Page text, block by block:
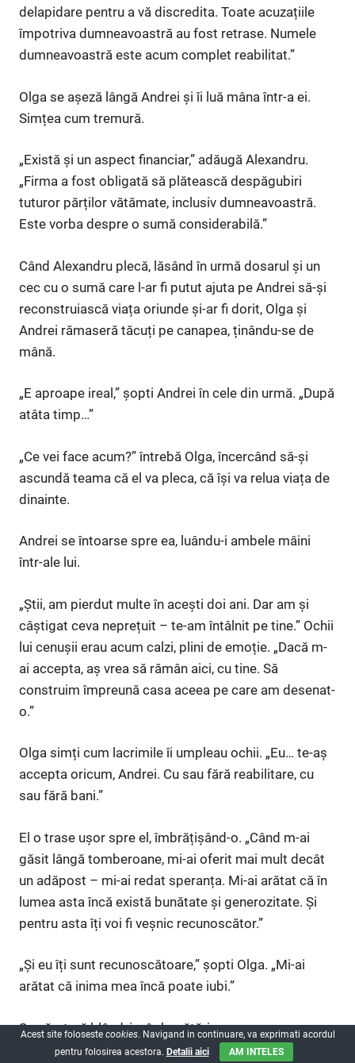
delapidare pentru a vă discredita. Toate acuzațiile
împotriva dumneavoastră au fost retrase. Numele
dumneavoastră este acum complet reabilitat.”
Olga se așeză lângă Andrei și îi luă mâna într-a ei.
Simțea cum tremură.
„Există și un aspect financiar,” adăugă Alexandru.
„Firma a fost obligată să plătească despăgubiri
tuturor părților vătămate, inclusiv dumneavoastră.
Este vorba despre o sumă considerabilă.”
Când Alexandru plecă, lăsând în urmă dosarul și un
cec cu o sumă care l-ar fi putut ajuta pe Andrei să-și
reconstruiască viața oriunde și-ar fi dorit, Olga și
Andrei rămaseră tăcuți pe canapea, ținându-se de
mână.
„E aproape ireal,” șopti Andrei în cele din urmă. „După
atâta timp…”
„Ce vei face acum?” întrebă Olga, încercând să-și
ascundă teama că el va pleca, că își va relua viața de
dinainte.
Andrei se întoarse spre ea, luându-i ambele mâini
într-ale lui.
„Știi, am pierdut multe în acești doi ani. Dar am și
câștigat ceva neprețuit – te-am întâlnit pe tine.” Ochii
lui cenușii erau acum calzi, plini de emoție. „Dacă m-
ai accepta, aș vrea să rămân aici, cu tine. Să
construim împreună casa aceea pe care am desenat-
o.”
Olga simți cum lacrimile îi umpleau ochii. „Eu… te-aș
accepta oricum, Andrei. Cu sau fără reabilitare, cu
sau fără bani.”
El o trase ușor spre el, îmbrățișând-o. „Când m-ai
găsit lângă tomberoane, mi-ai oferit mai mult decât
un adăpost – mi-ai redat speranța. Mi-ai arătat că în
lumea asta încă există bunătate și generozitate. Și
pentru asta îți voi fi veșnic recunoscător.”
„Și eu îți sunt recunoscătoare,” șopti Olga. „Mi-ai
arătat că inima mea încă poate iubi.”
Se sărutară blând, iar în bucătărie, supa pe care o
preparau începu să dea în foc, umplând apartamentul
Acest site foloseste cookies. Navigand in continuare, va exprimati acordul
pentru folosirea acestora. Detalii aici AM INTELES